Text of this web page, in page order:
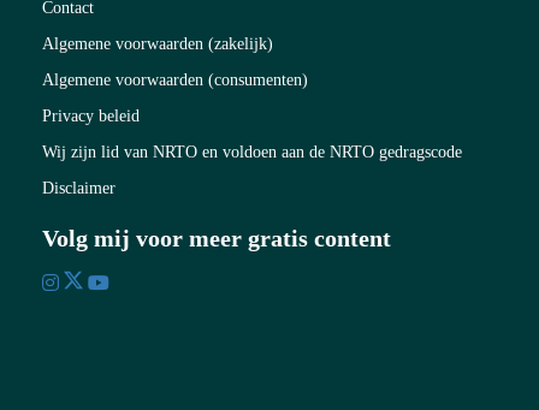
Contact
Algemene voorwaarden (zakelijk)
Algemene voorwaarden (consumenten)
Privacy beleid
Wij zijn lid van NRTO en voldoen aan de NRTO gedragscode
Disclaimer
Volg mij voor meer gratis content